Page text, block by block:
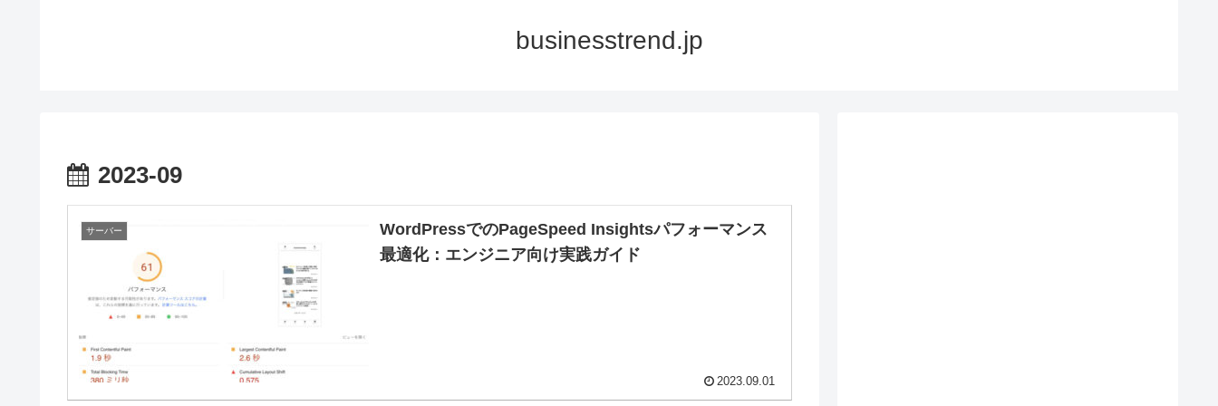
businesstrend.jp
2023-09
サーバー
WordPressでのPageSpeed Insightsパフォーマンス
最適化：エンジニア向け実践ガイド
2023.09.01